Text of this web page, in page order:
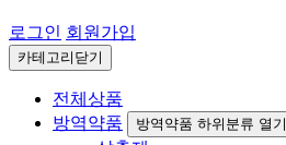
로그인 회원가입
카테고리닫기
전체상품
방역약품
방역약품 하위분류 열기